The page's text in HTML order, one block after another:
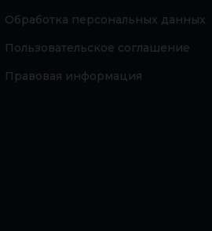
Обработка персональных данных
Пользовательское соглашение
Правовая информация